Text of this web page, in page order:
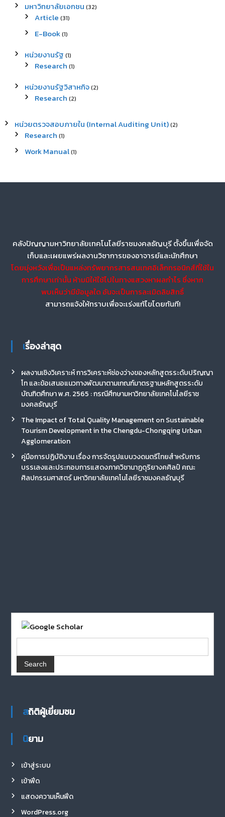
มหาวิทยาลัยเอกชน (32)
Article (31)
E-Book(1)
หน่วยงานรัฐ (1)
Research (1)
หน่วยงานรัฐวิสาหกิจ(2)
Research (2)
หน่วยตรวจสอบภายใน (Internal Auditing Unit)(2)
Research (1)
Work Manual(1)
คลังปัญญามหาวิทยาลัยเทคโนโลยีราชมงคลธัญบุรี ตั้งขึ้นเพื่อจัด
เก็บและเผยแพร่ผลงานวิชาการของอาจารย์และนักศึกษา
โดยมุ่งหวังเพื่อเป็นแหล่งทรัพยากรสารสนเทศอิเล็กทรอนิกส์ที่ใช้ใน
การศึกษาเท่านั้น ห้ามมิให้ใช้ไปในทางแสวงหาผลกำไร ซึ่งหาก
พบเห็นว่ามีข้อมูลใด อันจะเป็นการละเมิดลิขสิทธิ์
สามารถแจ้งให้ทราบเพื่อจะเร่งแก้ไขโดยทันที!
เรื่องล่าสุด
ผลงานเชิงวิเคราะห์ การวิเคราะห์ช่องว่างของหลักสูตรระดับปริญญา
โท และข้อเสนอแนวทางพัฒนาตามเกณฑ์มาตรฐานหลักสูตรระดับ
บัณฑิตศึกษา พ.ศ. 2565 : กรณีศึกษามหาวิทยาลัยเทคโนโลยีราช
มงคลธัญบุรี
The Impact of Total Quality Management on Sustainable
Tourism Development in the Chengdu-Chongqing Urban
Agglomeration
คู่มือการปฏิบัติงาน เรื่อง การจัดรูปแบบวงดนตรีไทยสำหรับการ
บรรเลงและประกอบการแสดงภาควิชานาฏดุริยางคศิลป์ คณะ
ศิลปกรรมศาสตร์ มหาวิทยาลัยเทคโนโลยีราชมงคลธัญบุรี
สถิติผู้เยี่ยมชม
นิยาม
เข้าสู่ระบบ
เข้าฟีด
แสดงความเห็นฟีด
WordPress.org